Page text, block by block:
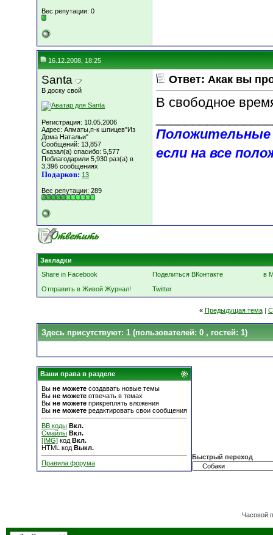
Вес репутации: 0
16.12.2008, 18:25
Santa
В доску свой
Регистрация: 10.05.2006
Адрес: Алматы,п-к шпицев"Из
Дома Натальи"
Сообщений: 13,857
Сказал(а) спасибо: 5,577
Поблагодарили 5,930 раз(а) в
3,396 сообщениях
Подарков: 13
Вес репутации: 289
Ответ: Акак вы
В свободное
Положительные
если на все
Закладки
Share in Facebook
Поделиться ВКонтакте
в
Отправить в Живой Журнал!
Twitter
« Предыдущая тема|
Здесь присутствуют: 1 (пользователей: 0 , гостей: 1)
Ваши права в разделе
Вы не можете создавать новые темы
Вы не можете отвечать в темах
Вы не можете прикреплять вложения
Вы не можете редактировать свои сообщения
BB коды Вкл.
Смайлы Вкл.
[IMG] код Вкл.
HTML код Выкл.
Правила форума
Быстрый переход
Часовой